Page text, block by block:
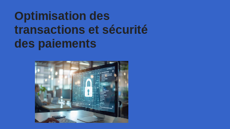
Optimisation des
transactions et sécurité
des paiements